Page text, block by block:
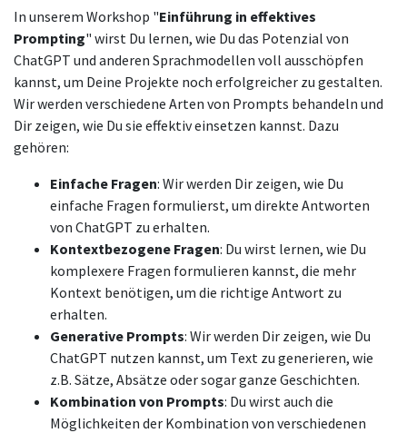
In unserem Workshop "Einführung in effektives
Prompting" wirst Du lernen, wie Du das Potenzial von
ChatGPT und anderen Sprachmodellen voll ausschöpfen
kannst, um Deine Projekte noch erfolgreicher zu gestalten.
Wir werden verschiedene Arten von Prompts behandeln und
Dir zeigen, wie Du sie effektiv einsetzen kannst. Dazu
gehören:
Einfache Fragen: Wir werden Dir zeigen, wie Du
einfache Fragen formulierst, um direkte Antworten
von ChatGPT zu erhalten.
Kontextbezogene Fragen: Du wirst lernen, wie Du
komplexere Fragen formulieren kannst, die mehr
Kontext benötigen, um die richtige Antwort zu
erhalten.
Generative Prompts: Wir werden Dir zeigen, wie Du
ChatGPT nutzen kannst, um Text zu generieren, wie
z.B. Sätze, Absätze oder sogar ganze Geschichten.
Kombination von Prompts: Du wirst auch die
Möglichkeiten der Kombination von verschiedenen